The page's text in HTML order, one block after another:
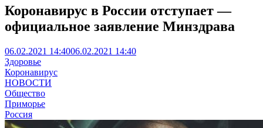
Коронавирус в России отступает —
официальное заявление Минздрава
06.02.2021 14:4006.02.2021 14:40
Здоровье
Коронавирус
НОВОСТИ
Общество
Приморье
Россия